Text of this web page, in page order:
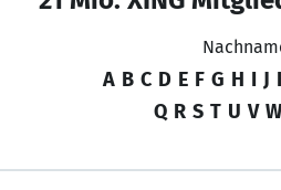
A B C D E F G H I J
Q R S T U V W